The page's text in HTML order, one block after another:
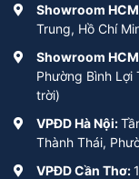
Showroom
Trung, Hồ Chí
Showroom
Phường Bình Lợi
trời)
VPĐD Hà Nội:
Thành Thái,
VPĐD Cần Thơ: